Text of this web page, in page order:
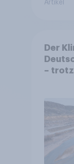
Artikel
Der
–